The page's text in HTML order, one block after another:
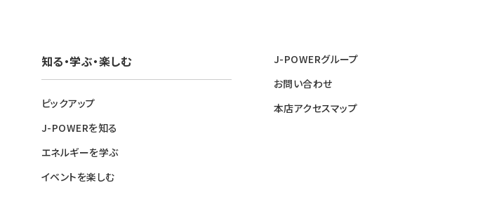
知る・学ぶ・楽しむ
ピックアップ
J-POWERを知る
エネルギーを学ぶ
イベントを楽しむ
J-POWERグループ
お問い合わせ
本店アクセスマップ